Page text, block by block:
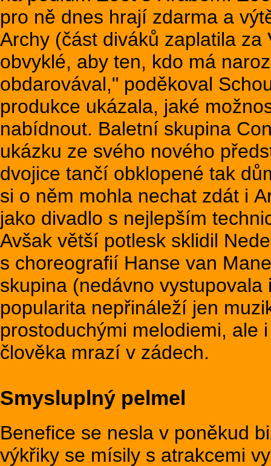
pro ně dnes hrají zdarma a
Archy (část diváků zaplatila
obvyklé, aby ten, kdo má
obdarovával," poděkoval
produkce ukázala, jaké
nabídnout. Baletní skupina
ukázku ze svého nového
dvojice tančí obklopené tak
si o něm mohla nechat zdát i
jako divadlo s nejlepším
Avšak větší potlesk sklidil
s choreografií Hanse van
skupina (nedávno
popularita nepřináleží jen
prostoduchými melodiemi, ale
člověka mrazí v zádech.
Smysluplný pelmel
Benefice se nesla v poněkud
výkřiky se mísily s atrakcemi